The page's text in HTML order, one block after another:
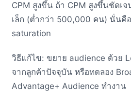
CPM สูงขึ้น ถ้า CPM สูงขึ้นชัดเ
เล็ก (ต่ำกว่า 500,000 คน) นั่น
saturation
วิธีแก้ไข: ขยาย audience ด้วย
จากลูกค้าปัจจุบัน หรือทดลอง
Advantage+ Audience ทำงาน